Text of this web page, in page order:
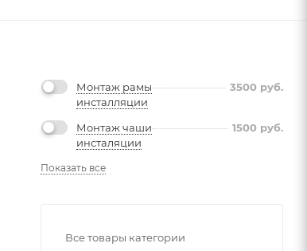
Монтаж рамы
инсталляции
3500 руб.
Монтаж чаши
инсталяции
1500 руб.
Показать все
Все товары категории